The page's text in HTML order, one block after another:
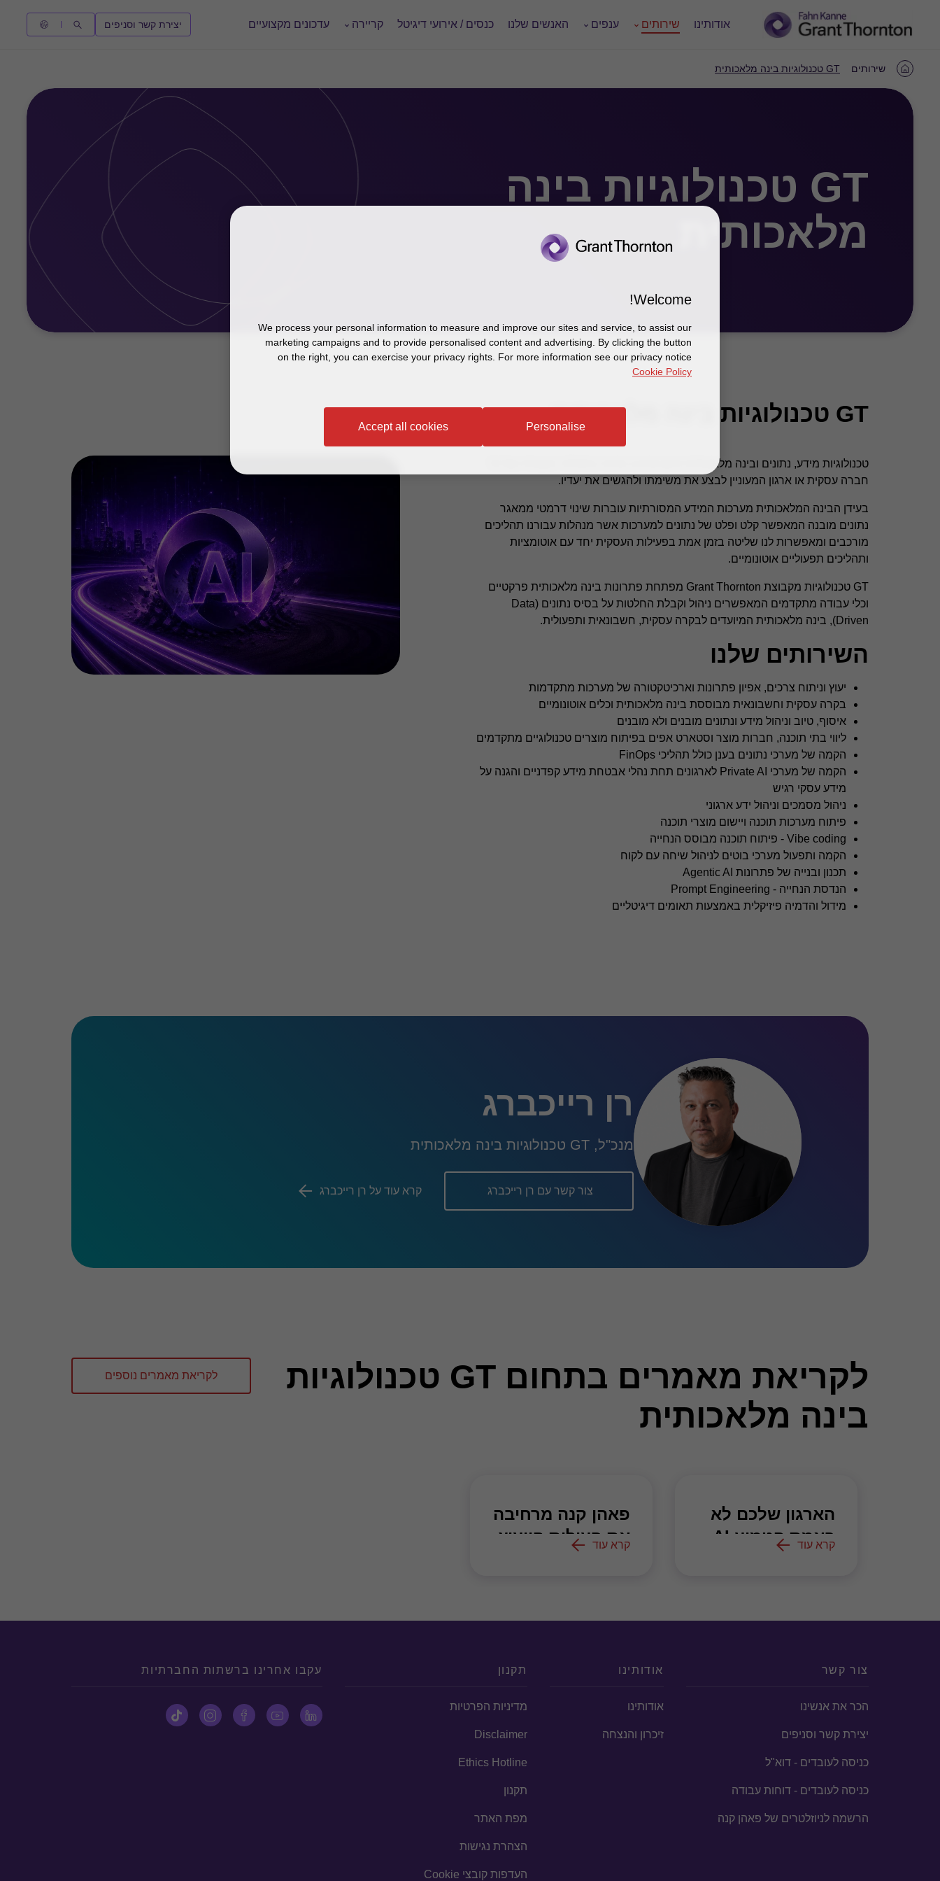
אודותינו שירותים ענפים האנשים שלנו כנסים / אירועי דיגיטל קריירה עדכונים מקצועיים יצירת קשר וסניפים
Homeשירותים GT טכנולוגיות בינה מלאכותית
GT טכנולוגיות בינה
מלאכותית
GT טכנולוגיות בינה מלאכותית
טכנולוגיות מידע, נתונים ובינה מלאכותית הינם מרכיב מרכזי בתהליכי העבודה של כל
חברה עסקית או ארגון המעוניין לבצע את משימתו ולהגשים את יעדיו.
בעידן הבינה המלאכותית מערכות המידע המסורתיות עוברות שינוי דרמטי ממאגר
נתונים מובנה המאפשר קלט ופלט של נתונים למערכות אשר מנהלות עבורנו תהליכים
מורכבים ומאפשרות לנו שליטה בזמן אמת בפעילות העסקית יחד עם אוטומציות
ותהליכים תפעוליים אוטונומיים.
GT טכנולוגיות מקבוצת Grant Thornton מפתחת פתרונות בינה מלאכותית פרקטיים
וכלי עבודה מתקדמים המאפשרים ניהול וקבלת החלטות על בסיס נתונים (Data
Driven), בינה מלאכותית המיועדים לבקרה עסקית, חשבונאית ותפעולית.
השירותים שלנו
יעוץ וניתוח צרכים, אפיון פתרונות וארכיטקטורה של מערכות מתקדמות
בקרה עסקית וחשבונאית מבוססת בינה מלאכותית וכלים אוטונומיים
איסוף, טיוב וניהול מידע ונתונים מובנים ולא מובנים
ליווי בתי תוכנה, חברות מוצר וסטארט אפים בפיתוח מוצרים טכנולוגיים מתקדמים
הקמה של מערכי נתונים בענן כולל תהליכי FinOps
הקמה של מערכי Private AI לארגונים תחת נהלי אבטחת מידע קפדניים והגנה על
מידע עסקי רגיש
ניהול מסמכים וניהול ידע ארגוני
פיתוח מערכות תוכנה ויישום מוצרי תוכנה
Vibe coding - פיתוח תוכנה מבוסס הנחייה
הקמה ותפעול מערכי בוטים לניהול שיחה עם לקוח
תכנון ובנייה של פתרונות Agentic AI
הנדסת הנחייה - Prompt Engineering
מידול והדמיה פיזיקלית באמצעות תאומים דיגיטליים
רן רייכברג
מנכ"ל, GT טכנולוגיות בינה מלאכותית
צור קשר עם רן רייכברג קרא עוד על רן רייכברג
לקריאת מאמרים בתחום GT טכנולוגיות
בינה מלאכותית
לקריאת מאמרים נוספים
הארגון שלכם לא
קרא עוד
פאהן קנה מרחיבה
את פעילות הייעוץ
קרא עוד
צור קשר
הכר את אנשינו
יצירת קשר וסניפים
כניסה לעובדים - דוא"ל
כניסה לעובדים - דוחות עבודה
הרשמה לניוזלטרים של פאהן קנה
אודותינו
אודותינו
זיכרון והנצחה
תקנון
מדיניות הפרטיות
Disclaimer
Ethics Hotline
תקנון
מפת האתר
הצהרת נגישות
העדפות קובצי Cookie
עקבו אחרינו ברשתות החברתיות
Welcome!
We process your personal information to measure and improve our sites and service, to assist our
marketing campaigns and to provide personalised content and advertising. By clicking the button
on the right, you can exercise your privacy rights. For more information see our privacy notice
Cookie Policy
Accept all cookies Personalise